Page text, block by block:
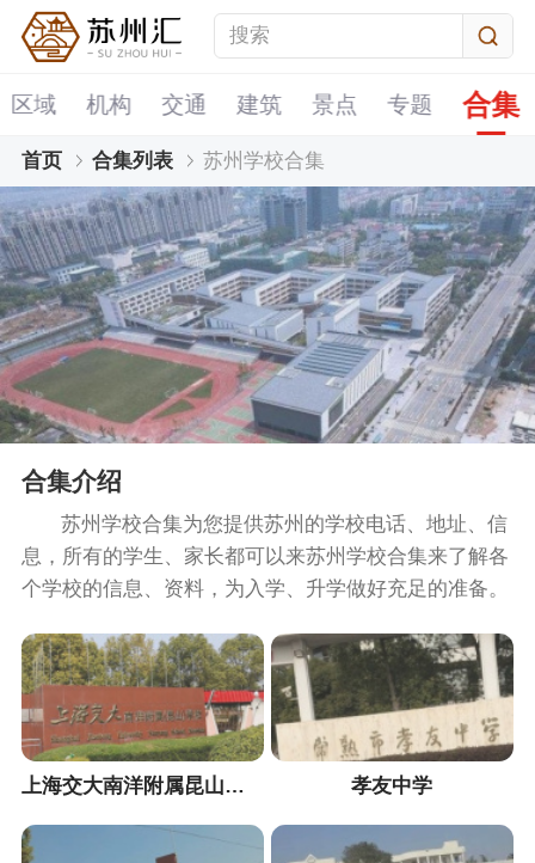
区域 机构 交通 建筑 景点 专题 合集
首页 合集列表 苏州学校合集
合集介绍
苏州学校合集为您提供苏州的学校电话、地址、信
息，所有的学生、家长都可以来苏州学校合集来了解各
个学校的信息、资料，为入学、升学做好充足的准备。
上海交大南洋附属昆山学校 孝友中学